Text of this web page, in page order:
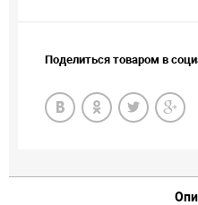
Поделиться товаром в